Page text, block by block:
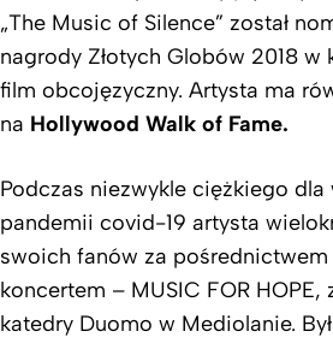
„The Music of Silence” został
nagrody Złotych Globów 2018
film obcojęzyczny. Artysta ma
na Hollywood Walk of Fame.
Podczas niezwykle ciężkiego dla
pandemii covid-19 artysta
swoich fanów za pośrednictwem
koncertem – MUSIC FOR HOPE,
katedry Duomo w Mediolanie.